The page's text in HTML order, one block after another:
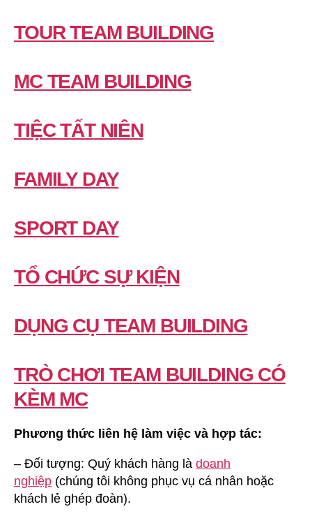
TOUR TEAM BUILDING
MC TEAM BUILDING
TIỆC TẤT NIÊN
FAMILY DAY
SPORT DAY
TỔ CHỨC SỰ KIỆN
DỤNG CỤ TEAM BUILDING
TRÒ CHƠI TEAM BUILDING CÓ
KÈM MC
Phương thức liên hệ làm việc và hợp tác:
– Đối tượng: Quý khách hàng là doanh
nghiệp (chúng tôi không phục vụ cá nhân hoặc
khách lẻ ghép đoàn).